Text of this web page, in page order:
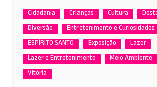
Cidadania Crianças Cultura
Diversão
Entretenimento e Curiosidades
ESPÍRITO SANTO
Exposição
Lazer
Lazer e Entretenimento
Meio Ambiente
Vitória